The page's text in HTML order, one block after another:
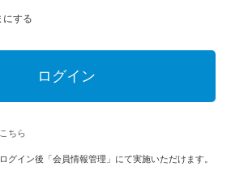
にする
こちら
グイン後「会員情報管理」にて実施いただけます。